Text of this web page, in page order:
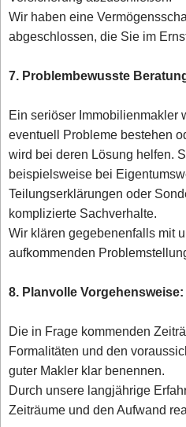
Wir haben eine
abgeschlossen, die Sie im
7. Problembewusste
Ein seriöser Immobilienmakler
eventuell Probleme bestehen
wird bei deren Lösung helfen.
beispielsweise bei
Teilungserklärungen oder
komplizierte Sachverhalte.
Wir klären gegebenenfalls mit
aufkommenden
8. Planvolle Vorgehensweise:
Die in Frage kommenden
Formalitäten und den
guter Makler klar benennen.
Durch unsere langjährige
Zeiträume und den Aufwand